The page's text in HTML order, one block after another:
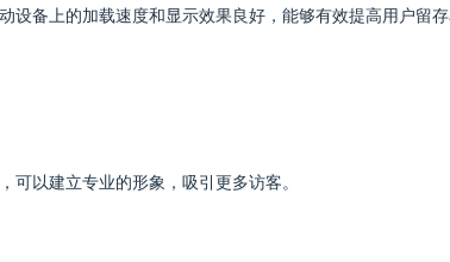
设备上的加载速度和显示效果良好，能够有效提高用户留
以建立专业的形象，吸引更多访客。